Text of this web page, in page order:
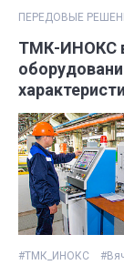
ПЕРЕДОВЫЕ
ТМК-ИНОКС
#ТМК_ИНОКС